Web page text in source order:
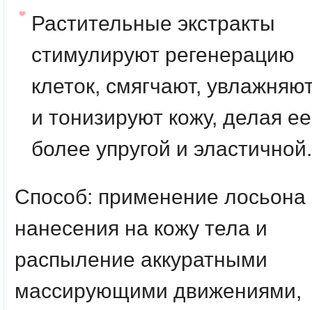
Растительные экстракты
стимулируют регенерацию
клеток, смягчают,
и тонизируют кожу, делая ее
более упругой и эластичной.
Способ: применение лосьона
нанесения на кожу тела и
распыление аккуратными
массирующими движениями,